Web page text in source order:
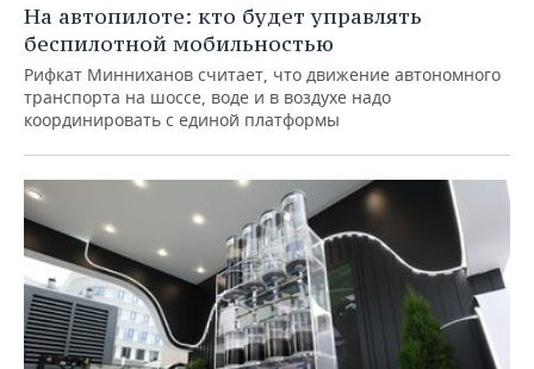
На автопилоте: кто будет управлять
беспилотной мобильностью
Рифкат Минниханов считает, что движение автономного
транспорта на шоссе, воде и в воздухе надо
координировать с единой платформы